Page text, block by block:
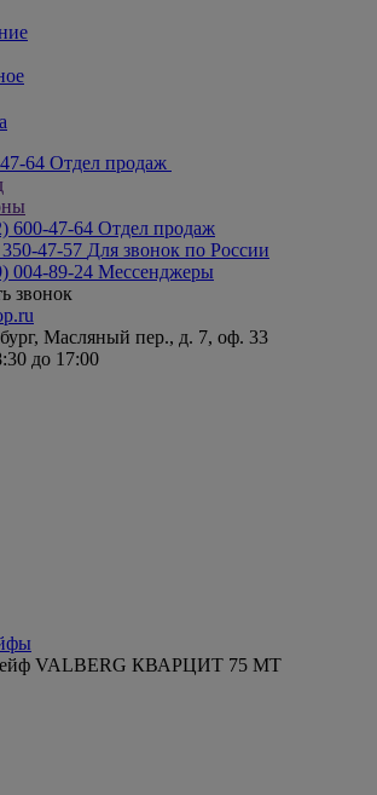
64 Отдел продаж
600-47-64 Отдел продаж
47-57 Для звонок по России
004-89-24 Мессенджеры
звонок
Масляный пер., д. 7, оф. 33
до 17:00
VALBERG КВАРЦИТ 75 МТ